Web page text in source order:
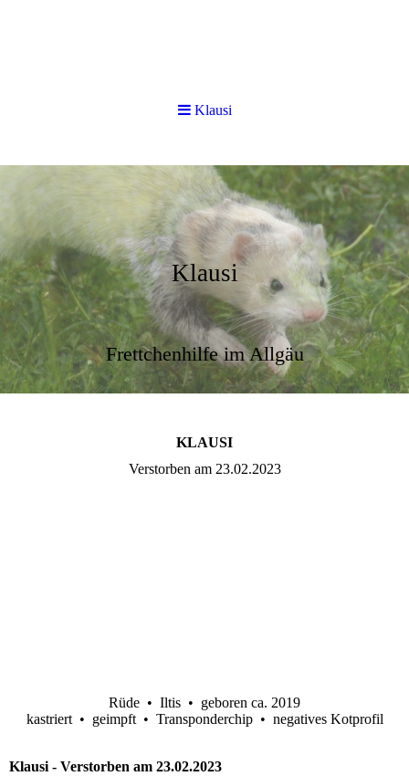
Klausi
Frettchenhilfe im Allgäu
KLAUSI
Verstorben am 23.02.2023
Rüde • Iltis • geboren ca. 2019
kastriert • geimpft • Transponderchip • negatives Kotprofil
Klausi - Verstorben am 23.02.2023
Klausi